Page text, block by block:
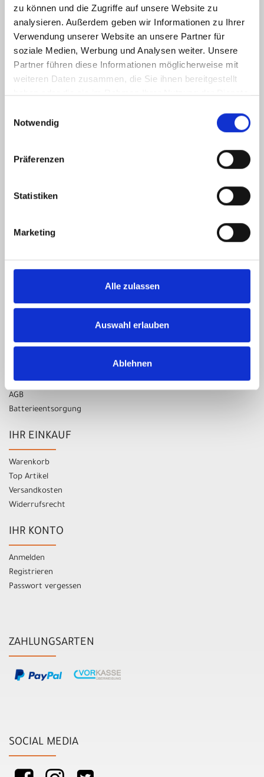
zu können und die Zugriffe auf unsere Website zu
analysieren. Außerdem geben wir Informationen zu Ihrer
Verwendung unserer Website an unsere Partner für
soziale Medien, Werbung und Analysen weiter. Unsere
Partner führen diese Informationen möglicherweise mit
weiteren Daten zusammen, die Sie ihnen bereitgestellt
haben oder die sie im Rahmen Ihrer Nutzung der Dienste
Notwendig
Präferenzen
Statistiken
Marketing
Alle zulassen
Auswahl erlauben
Ablehnen
47608 Geldern
Tel.: 02831 9772041
info(at)gelderner-fahrradprofi.de
Montag 09:00 - 13:00 Uhr
Dienstag 09:00 - 13:00 Uhr
Mittwoch 09:00 - 13:00 Uhr
14:00 - 18:00 Uhr
Samstag nur nach Vereinbarung!
UNSER UNTERNEHMEN
Datenschutz
AGB
Batterieentsorgung
IHR EINKAUF
Warenkorb
Top Artikel
Versandkosten
Widerrufsrecht
IHR KONTO
Anmelden
Registrieren
Passwort vergessen
ZAHLUNGSARTEN
SOCIAL MEDIA